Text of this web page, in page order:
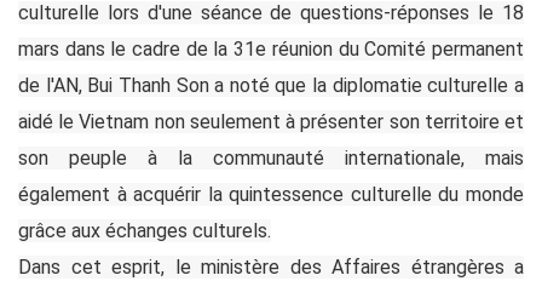
culturelle lors d'une séance de questions-réponses le 18
mars dans le cadre de la 31e réunion du Comité permanent
de l'AN, Bui Thanh Son a noté que la diplomatie culturelle a
aidé le Vietnam non seulement à présenter son territoire et
son peuple à la communauté internationale, mais
également à acquérir la quintessence culturelle du monde
grâce aux échanges culturels.
Dans cet esprit, le ministère des Affaires étrangères a